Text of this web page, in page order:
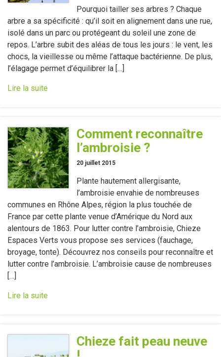
Pourquoi tailler ses arbres ? Chaque
arbre a sa spécificité : qu’il soit en alignement dans une rue,
isolé dans un parc ou protégeant du soleil une zone de
repos. L’arbre subit des aléas de tous les jours : le vent, les
chocs, la vieillesse ou même l’attaque bactérienne. De plus,
l’élagage permet d’équilibrer la […]
Lire la suite
Comment reconnaître
l’ambroisie ?
20 juillet 2015
Plante hautement allergisante,
l’ambroisie envahie de nombreuses
communes en Rhône Alpes, région la plus touchée de
France par cette plante venue d’Amérique du Nord aux
alentours de 1863. Pour lutter contre l’ambroisie, Chieze
Espaces Verts vous propose ses services (fauchage,
broyage, tonte). Découvrez nos conseils pour reconnaître et
lutter contre l’ambroisie. L’ambroisie cause de nombreuses
[…]
Lire la suite
Chieze fait peau neuve